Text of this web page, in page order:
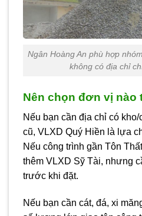
Ngân Hoàng An phù hợp
không có địa chỉ
Nên chọn đơn vị nào
Nếu bạn cần địa chỉ có
cũ, VLXD Quý Hiền là lựa
Nếu công trình gần Tôn
thêm VLXD Sỹ Tài, nhưng
trước khi đặt.
Nếu bạn cần cát, đá, xi